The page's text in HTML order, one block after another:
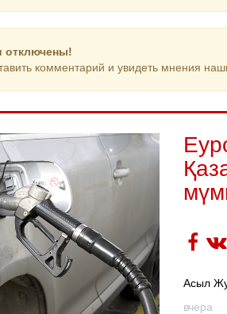
отключены!
комментарий и увидеть мнения
Асыл
вчера